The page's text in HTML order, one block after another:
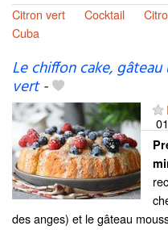
Citron vert
Cocktail
Cuba
Le chiffon cake,
vert-
des anges) et le gâteau